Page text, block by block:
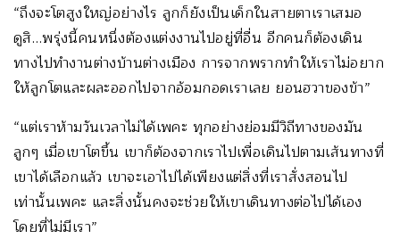
“ถึงจะโตสูงใหญ่อย่างไร ลูกก็ยังเป็นเด็กในสายตาเราเสมอ
ดูสิ…พรุ่งนี้คนหนึ่งต้องแต่งงานไปอยู่ที่อื่น อีกคนก็ต้องเดิน
ทางไปทำงานต่างบ้านต่างเมือง การจากพรากทำให้เราไม่อยาก
ให้ลูกโตและผละออกไปจากอ้อมกอดเราเลย ยอนฮวาของข้า”
“แต่เราห้ามวันเวลาไม่ได้เพคะ ทุกอย่างย่อมมีวิถีทางของมัน
ลูกๆ เมื่อเขาโตขึ้น เขาก็ต้องจากเราไปเพื่อเดินไปตามเส้นทางที่
เขาได้เลือกแล้ว เขาจะเอาไปได้เพียงแต่สิ่งที่เราสั่งสอนไป
เท่านั้นเพคะ และสิ่งนั้นคงจะช่วยให้เขาเดินทางต่อไปได้เอง
โดยที่ไม่มีเรา”